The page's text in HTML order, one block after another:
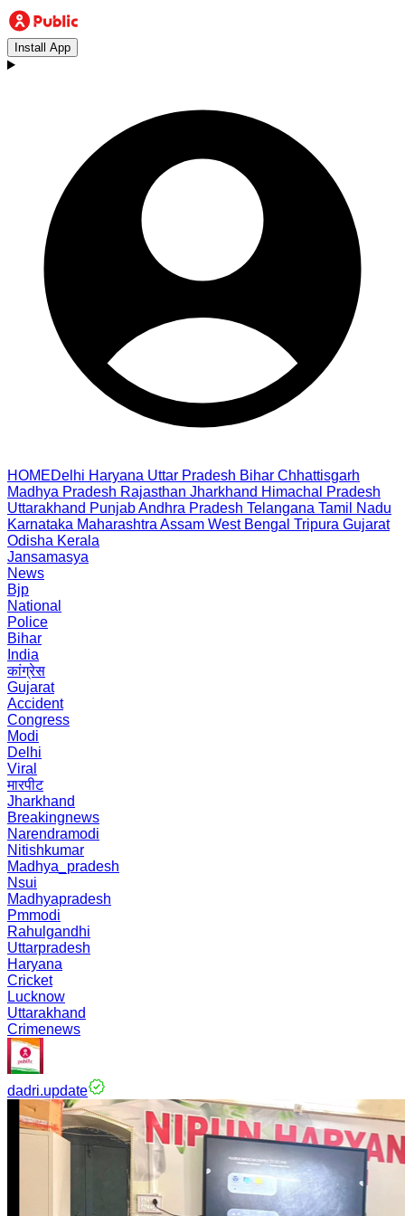
Install App
HOMEDelhi Haryana Uttar Pradesh Bihar Chhattisgarh
Madhya Pradesh Rajasthan Jharkhand Himachal Pradesh
Uttarakhand PunjabAndhra Pradesh Telangana Tamil Nadu
Karnataka Maharashtra Assam West Bengal Tripura Gujarat
Odisha Kerala
Jansamasya
News
Bjp
National
Police
Bihar
India
कांग्रेस
Gujarat
Accident
Congress
Modi
Delhi
Viral
मारपीट
Jharkhand
Breakingnews
Narendramodi
Nitishkumar
Madhya_pradesh
Nsui
Madhyapradesh
Pmmodi
Rahulgandhi
Uttarpradesh
Haryana
Cricket
Lucknow
Uttarakhand
Crimenews
dadri.update